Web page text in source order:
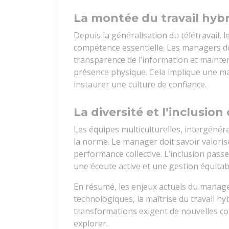
La montée du travail
Depuis la généralisation du télétravail,
compétence essentielle. Les managers
transparence de l’information et
présence physique. Cela implique une
instaurer une culture de confiance.
La diversité et
Les équipes multiculturelles,
la norme. Le manager doit savoir
performance collective. L’inclusion
une écoute active et une gestion
En résumé, les enjeux actuels du
technologiques, la maîtrise du travail
transformations exigent de nouvelles
explorer.